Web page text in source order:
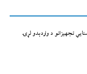
تجهيزاتو د واردېدو لړۍ